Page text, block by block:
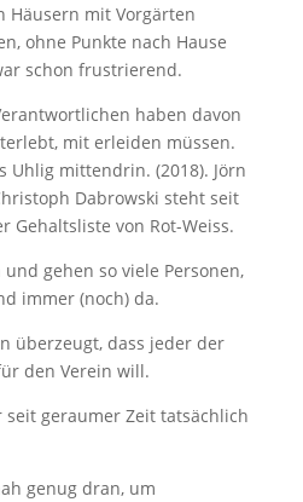
Häusern mit Vorgärten
ohne Punkte nach Hause
schon frustrierend.
haben davon
mit erleiden müssen.
Uhlig mittendrin. (2018). Jörn
Dabrowski steht seit
Gehaltsliste von Rot-Weiss.
gehen so viele Personen,
immer (noch) da.
überzeugt, dass jeder der
den Verein will.
geraumer Zeit tatsächlich
genug dran, um